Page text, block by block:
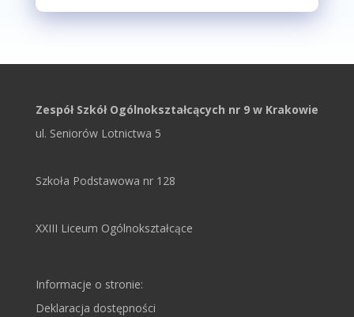
Zespół Szkół Ogólnokształcących nr 9 w Krakowie
ul. Seniorów Lotnictwa 5
Szkoła Podstawowa nr 128
XXIII Liceum Ogólnokształcące
Informacje o stronie:
Deklaracja dostępności